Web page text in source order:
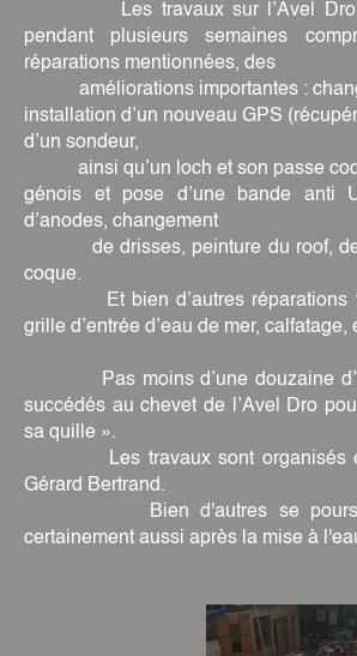
Les travaux sur l’Avel Dro
pendant plusieurs semaines
réparations mentionnées, des
améliorations importantes :
installation d’un nouveau GPS
d’un sondeur,
ainsi qu’un loch et son passe
génois et pose d’une bande anti
d’anodes, changement
de drisses, peinture du roof, de
coque.
Et bien d’autres réparations
grille d’entrée d’eau de mer,
Pas moins d’une douzaine
succédés au chevet de l’Avel Dro
sa quille ».
Les travaux sont organisés et
Gérard Bertrand.
Bien d'autres se
certainement aussi après la mise à